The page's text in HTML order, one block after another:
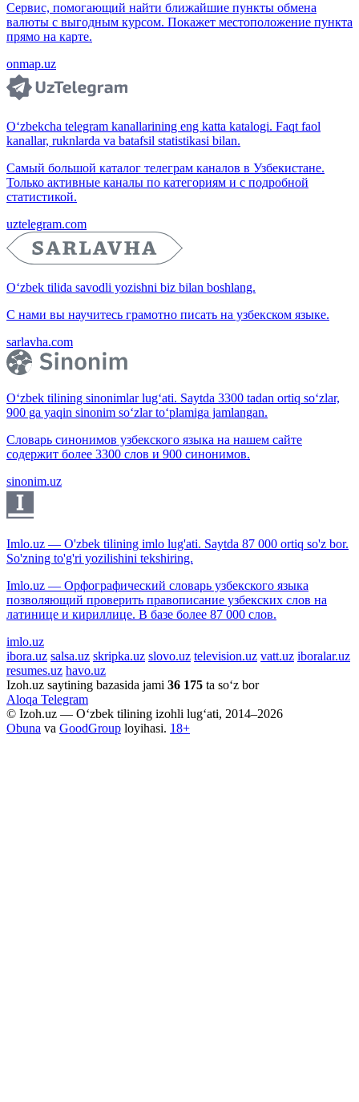
Сервис, помогающий найти ближайшие пункты обмена
валюты с выгодным курсом. Покажет местоположение пункта
прямо на карте.
onmap.uz
O‘zbekcha telegram kanallarining eng katta katalogi. Faqt faol
kanallar, ruknlarda va batafsil statistikasi bilan.
Самый большой каталог телеграм каналов в Узбекистане.
Только активные каналы по категориям и с подробной
статистикой.
uztelegram.com
O‘zbek tilida savodli yozishni biz bilan boshlang.
С нами вы научитесь грамотно писать на узбекском языке.
sarlavha.com
O‘zbek tilining sinonimlar lug‘ati. Saytda 3300 tadan ortiq so‘zlar,
900 ga yaqin sinonim so‘zlar to‘plamiga jamlangan.
Словарь синонимов узбекского языка на нашем сайте
содержит более 3300 слов и 900 синонимов.
sinonim.uz
Imlo.uz — O'zbek tilining imlo lug'ati. Saytda 87 000 ortiq so'z bor.
So'zning to'g'ri yozilishini tekshiring.
Imlo.uz — Орфографический словарь узбекского языка
позволяющий проверить правописание узбекских слов на
латинице и кириллице. В базе более 87 000 слов.
imlo.uz
ibora.uz salsa.uz skripka.uz slovo.uz television.uz vatt.uz iboralar.uz
resumes.uz havo.uz
Izoh.uz saytining bazasida jami 36 175 ta so‘z bor
Aloqa Telegram
© Izoh.uz — O‘zbek tilining izohli lug‘ati, 2014–2026
Obuna va GoodGroup loyihasi. 18+